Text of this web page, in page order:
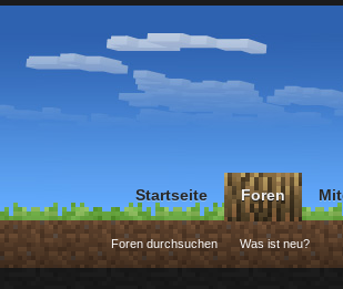
Startseite Foren
Foren durchsuchen Was ist neu?